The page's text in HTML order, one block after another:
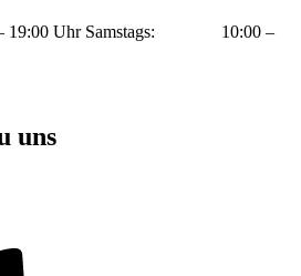
– 19:00 Uhr Samstags: 10:00 –
uns